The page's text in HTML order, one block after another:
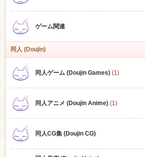
ゲーム関連
同人 (Doujin)
同人ゲーム (Doujin Games)(1)
同人アニメ (Doujin Anime)(1)
同人CG集 (Doujin CG)